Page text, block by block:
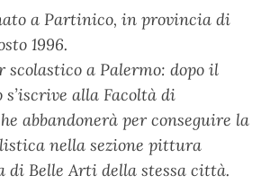
a Partinico, in provincia di
1996.
scolastico a Palermo: dopo il
alla Facoltà di
abbandonerà per conseguire la
nella sezione pittura
di Belle Arti della stessa città.